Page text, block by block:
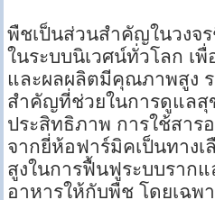
พืชเป็นส่วนสำคัญในวงจ
ในระบบนิเวศน์ทั่วโลก เ
และผลผลิตมีคุณภาพสูง
สำคัญที่ช่วยในการดูแลสุ
ประสิทธิภาพ การใช้สา
จากยี่ห้อฟาร์มิคเป็นทาง
สูงในการฟื้นฟูระบบราก
อาหารให้กับพืช โดยเฉพ